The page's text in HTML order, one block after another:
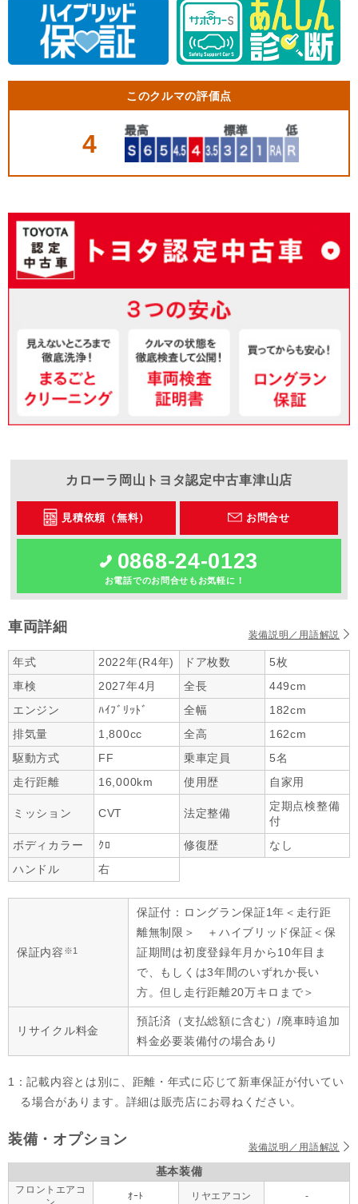
このクルマの評価点
4
カローラ岡山 トヨタ認定中古車津山店
見積依頼（無料） お問合せ
0868-24-0123
お電話でのお問合せもお気軽に！
車両詳細 装備説明／用語解説
年式 2022年(R4年) ドア枚数
5枚
車検
2027年4月 全長
449cm
エンジン
ﾊｲﾌﾞﾘｯﾄﾞ 全幅
182cm
排気量
1,800cc 全高
162cm
駆動方式
FF 乗車定員
5名
走行距離
16,000km 使用歴 自家用
ミッション CVT 法定整備
定期点検整備
付
ボディカラー
ｸﾛ 修復歴
なし
ハンドル
右
保証内容 ※1
保証付：ロングラン保証1年＜走行距
離無制限＞ ＋ハイブリッド保証＜保
証期間は初度登録年月から10年目ま
で、もしくは3年間のいずれか長い
方。但し走行距離20万キロまで＞
リサイクル料金
預託済（支払総額に含む）/廃車時追加
料金必要装備付の場合あり
1：記載内容とは別に、距離・年式に応じて新車保証が付いてい
る場合があります。詳細は販売店にお尋ねください。
装備・オプション 装備説明／用語解説
基本装備
フロントエアコ
ｵｰﾄ リヤエアコン -